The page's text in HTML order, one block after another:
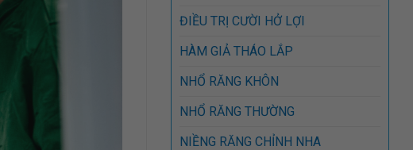
ĐIỀU TRỊ CƯỜI HỞ LỢI
HÀM GIẢ THÁO LẮP
NHỔ RĂNG KHÔN
NHỔ RĂNG THƯỜNG
NIỀNG RĂNG CHỈNH NHA